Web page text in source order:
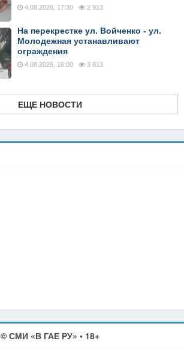
4.08.2026, 17:30 2 913
На перекрестке ул. Войченко - ул.
Молодежная устанавливают
ограждения
4.08.2026, 16:00 3 813
ЕЩЕ НОВОСТИ
© СМИ «В ГАЕ РУ» • 18+